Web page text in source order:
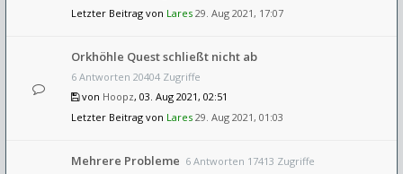
Letzter Beitrag von Lares 29. Aug 2021, 17:07
Orkhöhle Quest schließt nicht ab
6 Antworten 20404 Zugriffe
von Hoopz, 03. Aug 2021, 02:51
Letzter Beitrag von Lares 29. Aug 2021, 01:03
Mehrere Probleme 6 Antworten 17413 Zugriffe